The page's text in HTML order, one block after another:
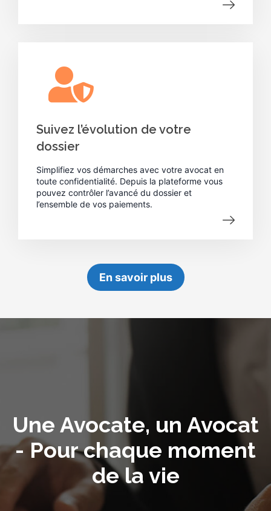
Suivez l’évolution de votre
dossier
Simplifiez vos démarches avec votre avocat en
toute confidentialité. Depuis la plateforme vous
pouvez contrôler l’avancé du dossier et
l’ensemble de vos paiements.
En savoir plus
Une Avocate, un Avocat
- Pour chaque moment
de la vie